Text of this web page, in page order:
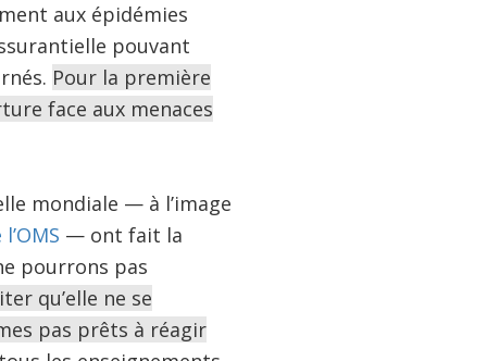
aux épidémies
pouvant
Pour la première
face aux menaces
mondiale — à l’image
— ont fait la
pourrons pas
qu’elle ne se
pas prêts à réagir